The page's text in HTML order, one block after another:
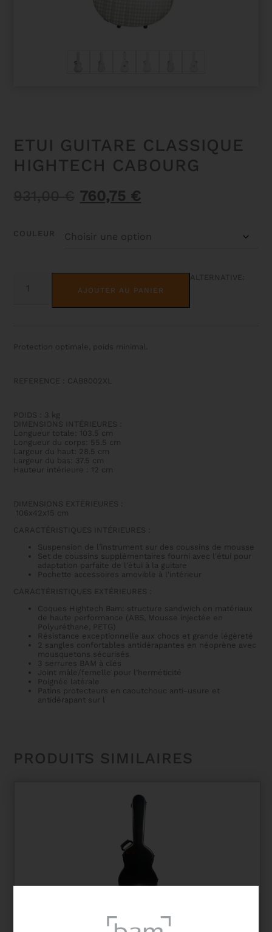
ETUI GUITARE CLASSIQUE
HIGHTECH CABOURG
Le
initial
760,75 €Le
COULEUR
QUANTITÉ
AJOUTER AU PANIER
ALTERNATIVE:
Protection optimale, poids minimal.
REFERENCE : CAB8002XL
POIDS : 3 kg
DIMENSIONS INTÉRIEURES :
Longueur totale: 103.5 cm
Longueur du corps: 55.5 cm
Largeur du haut: 28.5 cm
Largeur du bas: 37.5 cm
Hauteur intérieure : 12 cm
DIMENSIONS EXTÉRIEURES :
106x42x15 cm
CARACTÉRISTIQUES INTÉRIEURES :
Suspension de l’instrument sur des coussins de mousse
Set de coussins supplémentaires fourni avec l'étui pour
adaptation parfaite de l'étui à la guitare
Pochette accessoires amovible à l'intérieur
CARACTÉRISTIQUES EXTÉRIEURES :
Coques Hightech Bam: structure sandwich en matériaux
de haute performance (ABS, Mousse injectée en
Polyuréthane, PETG)
Résistance exceptionnelle aux chocs et grande légèreté
2 sangles confortables antidérapantes en néoprène avec
mousquetons sécurisés
3 serrures BAM à clés
Joint mâle/femelle pour l'herméticité
Poignée latérale
Patins protecteurs en caoutchouc anti-usure et
antidérapant sur l
PRODUITS SIMILAIRES
ETUI GUITARE CLASSIQUE HIGHTECH